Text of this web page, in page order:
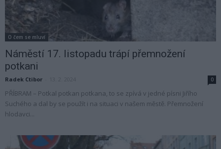
O čem se mluví
Náměstí 17. listopadu trápí přemnožení
potkani
Radek Ctibor 0
PŘÍBRAM – Potkal potkan potkana, to se zpívá v jedné písni Jiřího
Suchého a dal by se použít i na situaci v našem městě. Přemnožení
hlodavci...